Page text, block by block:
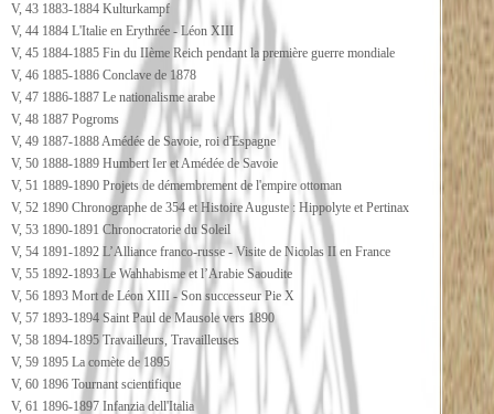
V, 43 1883-1884 Kulturkampf
V, 44 1884 L'Italie en Erythrée - Léon XIII
V, 45 1884-1885 Fin du IIème Reich pendant la première guerre mondiale
V, 46 1885-1886 Conclave de 1878
V, 47 1886-1887 Le nationalisme arabe
V, 48 1887 Pogroms
V, 49 1887-1888 Amédée de Savoie, roi d'Espagne
V, 50 1888-1889 Humbert Ier et Amédée de Savoie
V, 51 1889-1890 Projets de démembrement de l'empire ottoman
V, 52 1890 Chronographe de 354 et Histoire Auguste : Hippolyte et Pertinax
V, 53 1890-1891 Chronocratorie du Soleil
V, 54 1891-1892 L’Alliance franco-russe - Visite de Nicolas II en France
V, 55 1892-1893 Le Wahhabisme et l’Arabie Saoudite
V, 56 1893 Mort de Léon XIII - Son successeur Pie X
V, 57 1893-1894 Saint Paul de Mausole vers 1890
V, 58 1894-1895 Travailleurs, Travailleuses
V, 59 1895 La comète de 1895
V, 60 1896 Tournant scientifique
V, 61 1896-1897 Infanzia dell'Italia